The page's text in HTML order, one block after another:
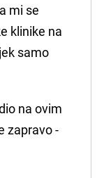
mi se
klinike na
samo
na ovim
zapravo -